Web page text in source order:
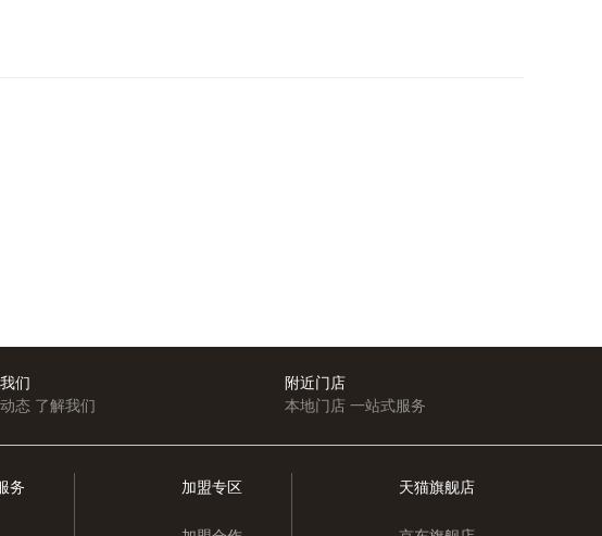
附近门店
本地门店 一站式服务
们
态 了解我们
务 加盟专区 天猫旗舰店